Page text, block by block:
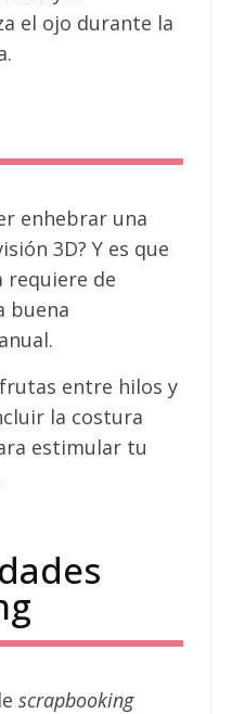
el ojo durante la
enhebrar una
3D? Y es que
requiere de
buena
entre hilos y
la costura
estimular tu
scrapbooking